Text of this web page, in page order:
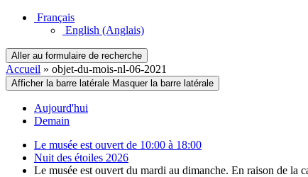
Français
English (Anglais)
Aller au formulaire de recherche
Accueil » objet-du-mois-nl-06-2021
Afficher la barre latérale Masquer la barre latérale
Aujourd'hui
Demain
Le musée est ouvert de 10:00 à 18:00
Nuit des étoiles 2026
Le musée est ouvert du mardi au dimanche. En raison de la